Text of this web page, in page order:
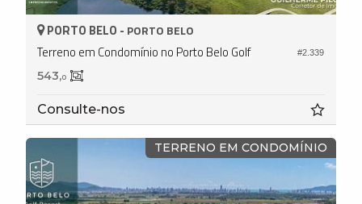
#2.339
PORTO BELO - PORTO BELO
Terreno em Condomínio no Porto Belo Golf
543,0
Consulte-nos
TERRENO EM CONDOMÍNIO